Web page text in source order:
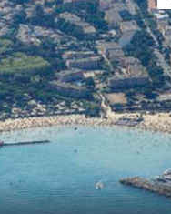
LOISIRS
Pêche en mer
Plongée
Glisse